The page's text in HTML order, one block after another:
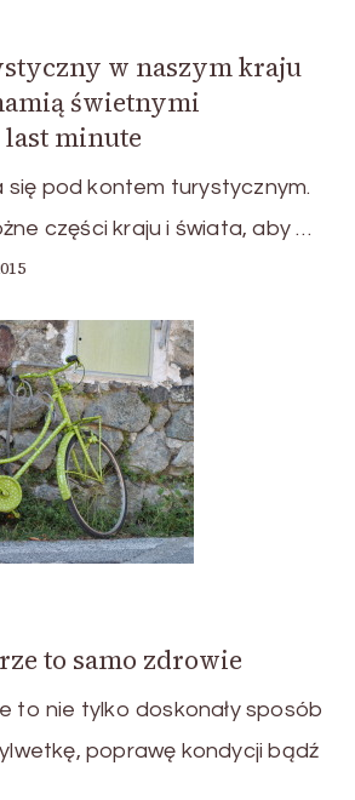
w naszym kraju
świetnymi
minute
się pod kontem turystycznym.
części kraju i świata, aby …
to samo zdrowie
to nie tylko doskonały sposób
poprawę kondycji bądź